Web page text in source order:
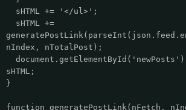
sHTML += '</ul>';
sHTML +=
nIndex, nTotalPost);
sHTML;
}
function generatePostLink(nFetch,